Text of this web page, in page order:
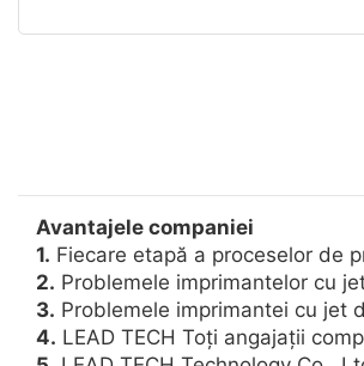
Avantajele companiei
1. Fiecare etapă a proceselor de
2. Problemele imprimantelor cu
3. Problemele imprimantei cu jet
4. LEAD TECH Toți angajații